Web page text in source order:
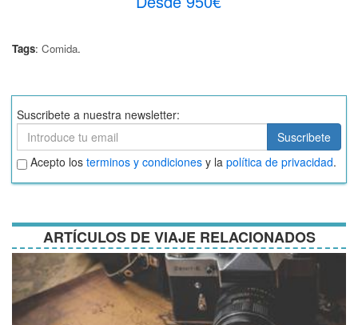
Tags: Comida.
Suscribete a nuestra newsletter:
Suscribete
Suscribete
Aceptar
términos
y
Acepto los terminos y condiciones y la política de privacidad.
ARTÍCULOS DE VIAJE RELACIONADOS